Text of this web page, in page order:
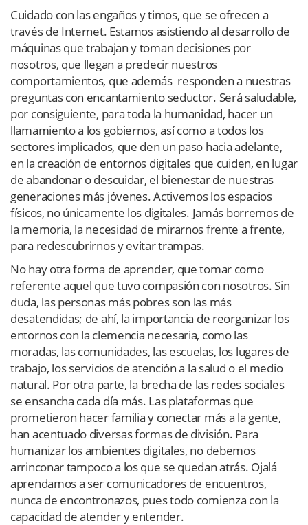
Cuidado con las engaños y timos, que se ofrecen a
través de Internet. Estamos asistiendo al desarrollo de
máquinas que trabajan y toman decisiones por
nosotros, que llegan a predecir nuestros
comportamientos, que además responden a nuestras
preguntas con encantamiento seductor. Será saludable,
por consiguiente, para toda la humanidad, hacer un
llamamiento a los gobiernos, así como a todos los
sectores implicados, que den un paso hacia adelante,
en la creación de entornos digitales que cuiden, en lugar
de abandonar o descuidar, el bienestar de nuestras
generaciones más jóvenes. Activemos los espacios
físicos, no únicamente los digitales. Jamás borremos de
la memoria, la necesidad de mirarnos frente a frente,
para redescubrirnos y evitar trampas.
No hay otra forma de aprender, que tomar como
referente aquel que tuvo compasión con nosotros. Sin
duda, las personas más pobres son las más
desatendidas; de ahí, la importancia de reorganizar los
entornos con la clemencia necesaria, como las
moradas, las comunidades, las escuelas, los lugares de
trabajo, los servicios de atención a la salud o el medio
natural. Por otra parte, la brecha de las redes sociales
se ensancha cada día más. Las plataformas que
prometieron hacer familia y conectar más a la gente,
han acentuado diversas formas de división. Para
humanizar los ambientes digitales, no debemos
arrinconar tampoco a los que se quedan atrás. Ojalá
aprendamos a ser comunicadores de encuentros,
nunca de encontronazos, pues todo comienza con la
capacidad de atender y entender.